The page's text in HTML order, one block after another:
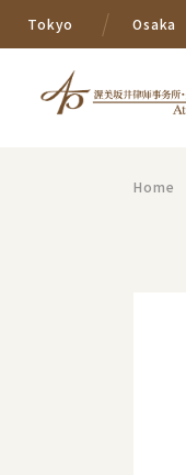
Tokyo Osaka
Home